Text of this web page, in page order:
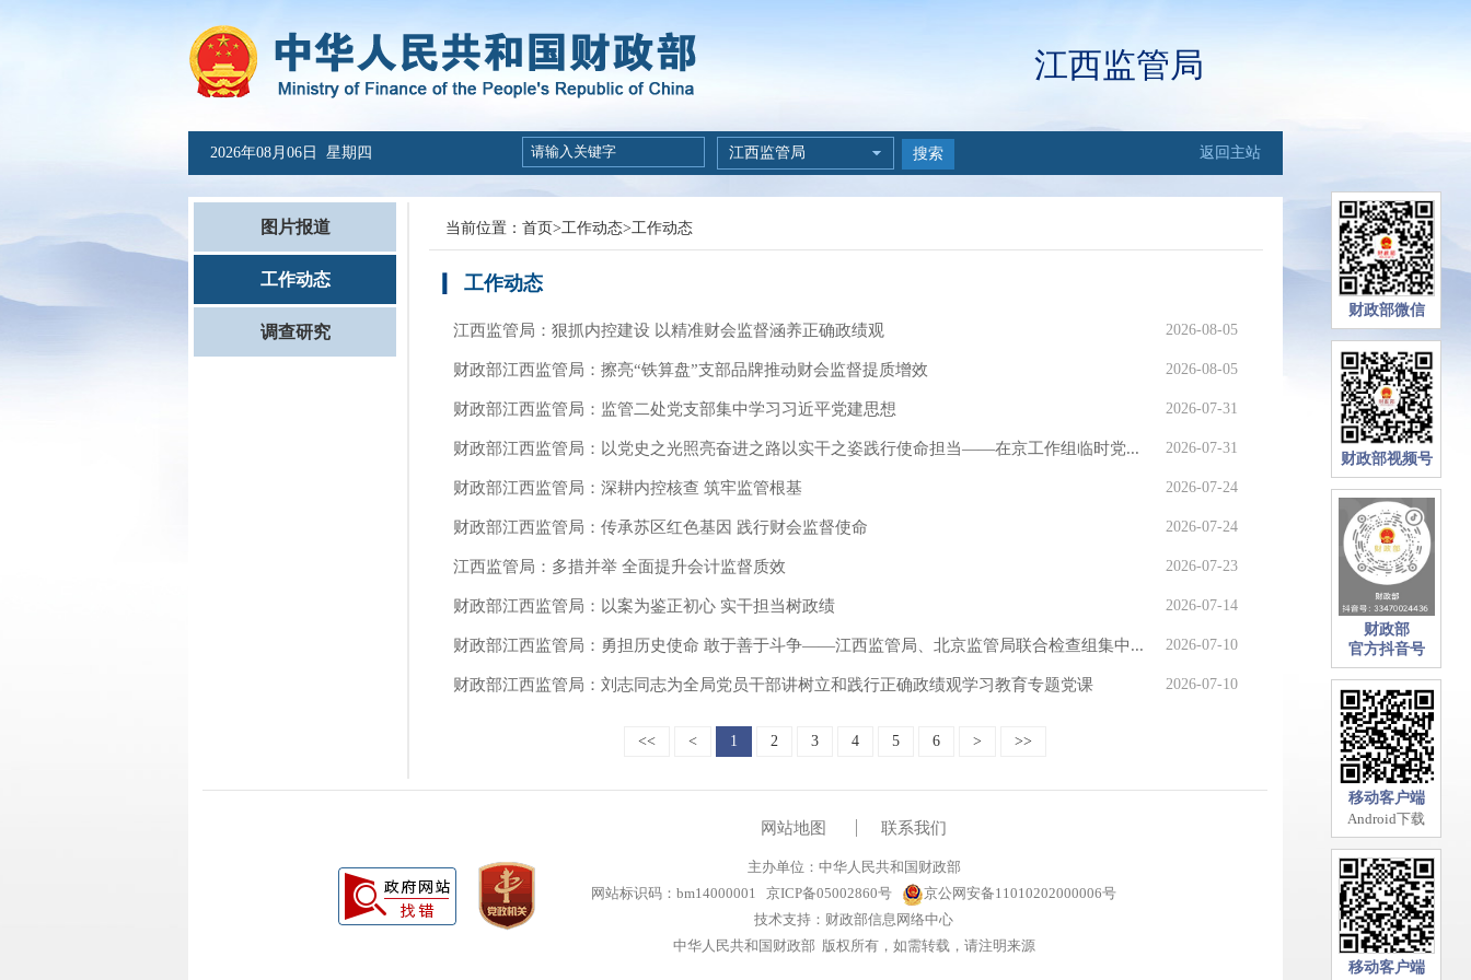
财政部微信
财政部视频号
财政部
官方抖音号
移动客户端
Android下载
移动客户端
江西监管局
2026年08月06日 星期四 江西监管局 搜索 返回主站
图片报道
工作动态
调查研究
当前位置： 首页>工作动态>工作动态
工作动态
江西监管局：狠抓内控建设 以精准财会监督涵养正确政绩观 2026-08-05
财政部江西监管局：擦亮“铁算盘”支部品牌推动财会监督提质增效 2026-08-05
财政部江西监管局：监管二处党支部集中学习习近平党建思想 2026-07-31
财政部江西监管局：以党史之光照亮奋进之路以实干之姿践行使命担当——在京工作组临时党... 2026-07-31
财政部江西监管局：深耕内控核查 筑牢监管根基 2026-07-24
财政部江西监管局：传承苏区红色基因 践行财会监督使命 2026-07-24
江西监管局：多措并举 全面提升会计监督质效 2026-07-23
财政部江西监管局：以案为鉴正初心 实干担当树政绩 2026-07-14
财政部江西监管局：勇担历史使命 敢于善于斗争——江西监管局、北京监管局联合检查组集中... 2026-07-10
财政部江西监管局：刘志同志为全局党员干部讲树立和践行正确政绩观学习教育专题党课 2026-07-10
<< < 1 2 3 4 5 6 > >>
网站地图 联系我们
主办单位：中华人民共和国财政部
网站标识码：bm14000001
京ICP备05002860号
京公网安备11010202000006号
技术支持：财政部信息网络中心
中华人民共和国财政部 版权所有，如需转载，请注明来源